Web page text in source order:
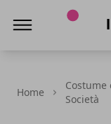
Home
Costume
Società